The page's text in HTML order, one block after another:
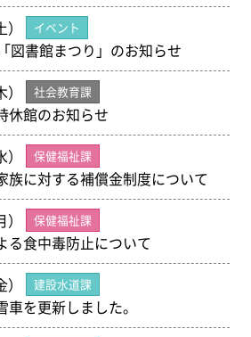
イベント
図書館まつり」のお知らせ
社会教育課
休館のお知らせ
保健福祉課
族に対する補償金制度について
保健福祉課
る食中毒防止について
建設水道課
を更新しました。